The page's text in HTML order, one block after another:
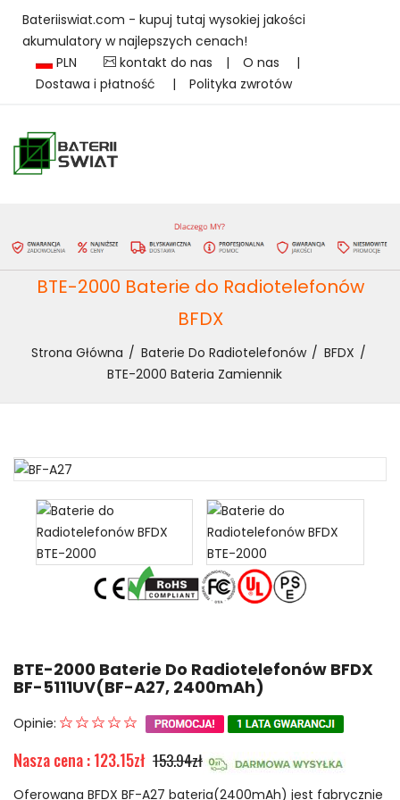
Bateriiswiat.com - kupuj tutaj wysokiej jakości
akumulatory w najlepszych cenach!
PLN
kontakt do nas | O nas
|
Dostawa i płatność
| Polityka zwrotów
BTE-2000 Baterie do Radiotelefonów
BFDX
Strona Główna Baterie Do Radiotelefonów
BFDX
BTE-2000 Bateria Zamiennik
BTE-2000 Baterie Do Radiotelefonów BFDX
BF-5111UV(BF-A27, 2400mAh)
Opinie:
Nasza cena : 123.15zł 153.94zł
Oferowana BFDX BF-A27 bateria(2400mAh) jest fabrycznie